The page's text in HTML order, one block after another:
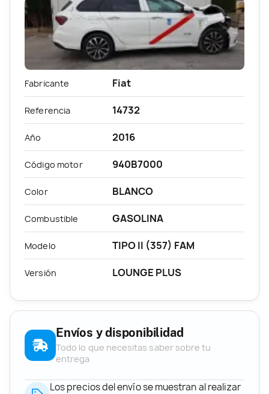
Fabricante Fiat
Referencia 14732
Año 2016
Código motor 940B7000
Color BLANCO
Combustible GASOLINA
Modelo TIPO II (357) FAM
Versión LOUNGE PLUS
Envíos y disponibilidad
Todo lo que necesitas saber sobre tu
entrega
Los precios del envío se muestran al realizar